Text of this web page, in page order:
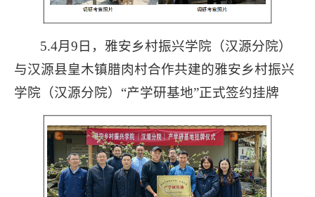
5.4月9日，雅安乡村振兴学院（汉源分院）
与汉源县皇木镇腊肉村合作共建的雅安乡村振兴
学院（汉源分院）“产学研基地”正式签约挂牌